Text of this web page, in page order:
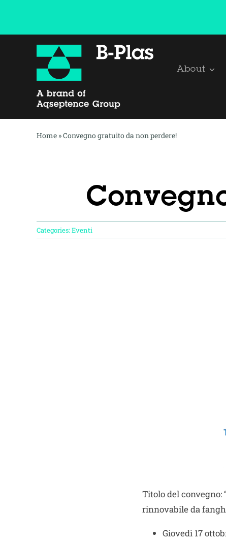
contenuto
About
Home»Convegno gratuito da non perdere!
Categories:Eventi
Titolo del
rinnovabile da
Giovedì 17